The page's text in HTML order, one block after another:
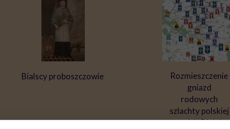
Rozmieszczenie
gniazd
rodowych
szlachty polskiej
wokół Białej
Bialscy proboszczowie